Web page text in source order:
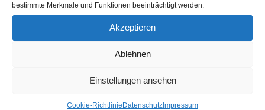
bestimmte Merkmale und Funktionen beeinträchtigt werden.
Akzeptieren
Ablehnen
Einstellungen ansehen
Cookie-RichtlinieDatenschutzImpressum
Zweiten lässt sie nichts mehr anbrennen und
holt mit 21:7 den 4. Sieg für die dritte
Im Mixed haben Meike und Jasper jetzt den